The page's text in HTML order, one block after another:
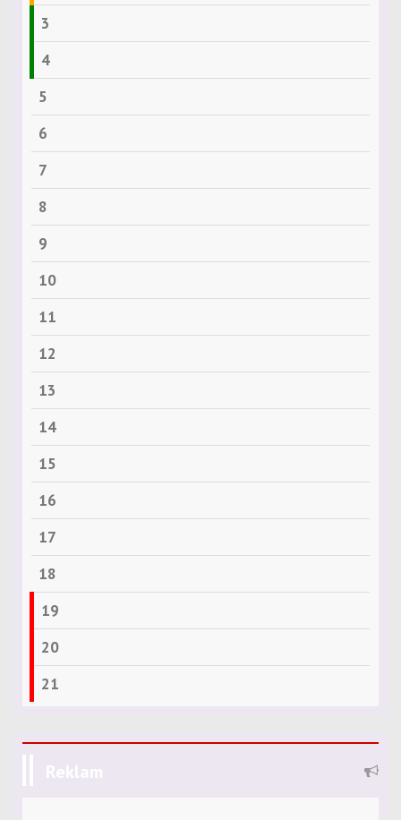
3
4
5
6
7
8
9
10
11
12
13
14
15
16
17
18
19
20
21
Reklam